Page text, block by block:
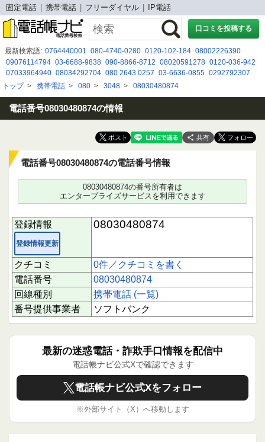
固定電話 携帯電話 フリーダイヤル IP電話
口コミを投稿する
最新検索語: 0764440001 080-4740-0280 0120-102-184 08002226390
09076114794 03-6688-9838 090-8866-8712 08020591278 0120-036-942
07033964940 08034292704 080 2643 0257 03-6636-0855 0292792307
0570-943702 0118398161 0343765736 03 6842 3455
09092249990 ０８００１００７６３４ 0367377085 070-3244-9915
050-3175-1652 03 4216 8288
トップ> 携帯電話 > 080 > 3048 > 08030480874
電話番号08030480874の情報
共有
電話番号08030480874の電話番号情報
08030480874の番号所有者は
エンタープライズサービスを利用できます
登録情報
登録情報更新
08030480874
クチコミ
0件／クチコミを書く
電話番号
08030480874
回線種別
携帯電話 (一覧)
番号提供事業者
ソフトバンク
最新の迷惑電話・詐欺手口情報を配信中
電話帳ナビ公式Xで確認できます
電話帳ナビ公式Xをフォロー
※外部サイト（X）へ移動します